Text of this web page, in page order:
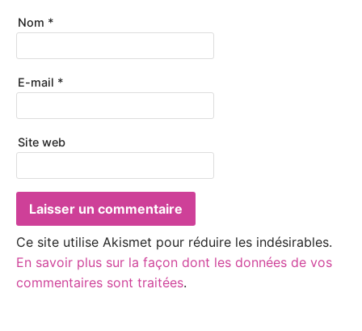
Nom *
E-mail *
Site web
Ce site utilise Akismet pour réduire les indésirables.
En savoir plus sur la façon dont les données de vos
commentaires sont traitées.